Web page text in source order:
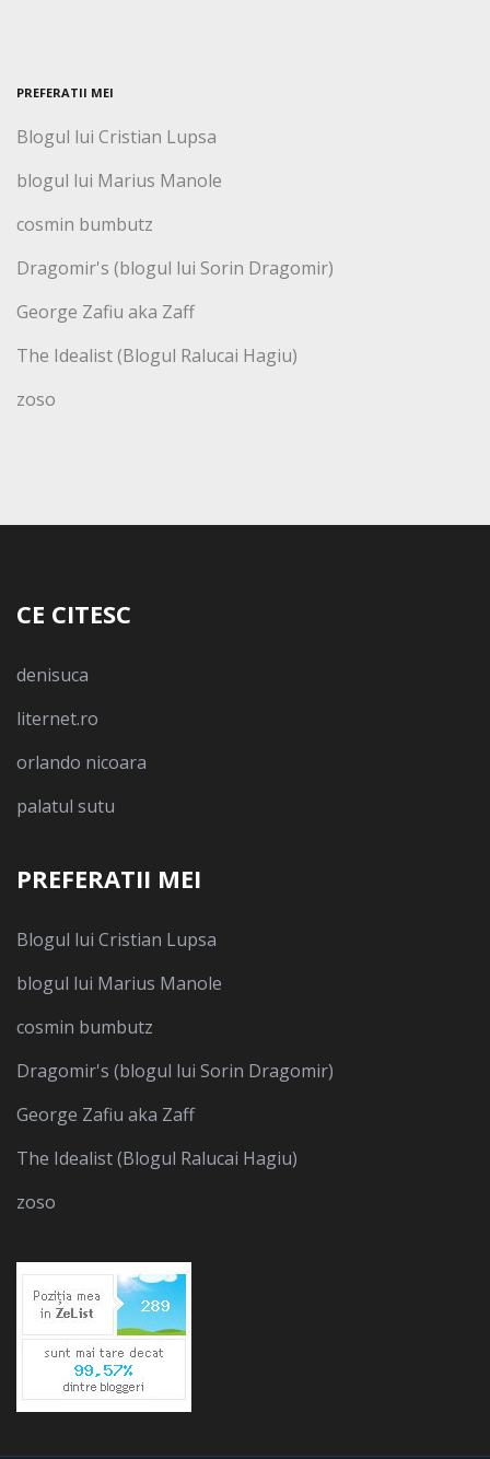
PREFERATII MEI
Blogul lui Cristian Lupsa
blogul lui Marius Manole
cosmin bumbutz
Dragomir's (blogul lui Sorin Dragomir)
George Zafiu aka Zaff
The Idealist (Blogul Ralucai Hagiu)
zoso
CE CITESC
denisuca
liternet.ro
orlando nicoara
palatul sutu
PREFERATII MEI
Blogul lui Cristian Lupsa
blogul lui Marius Manole
cosmin bumbutz
Dragomir's (blogul lui Sorin Dragomir)
George Zafiu aka Zaff
The Idealist (Blogul Ralucai Hagiu)
zoso